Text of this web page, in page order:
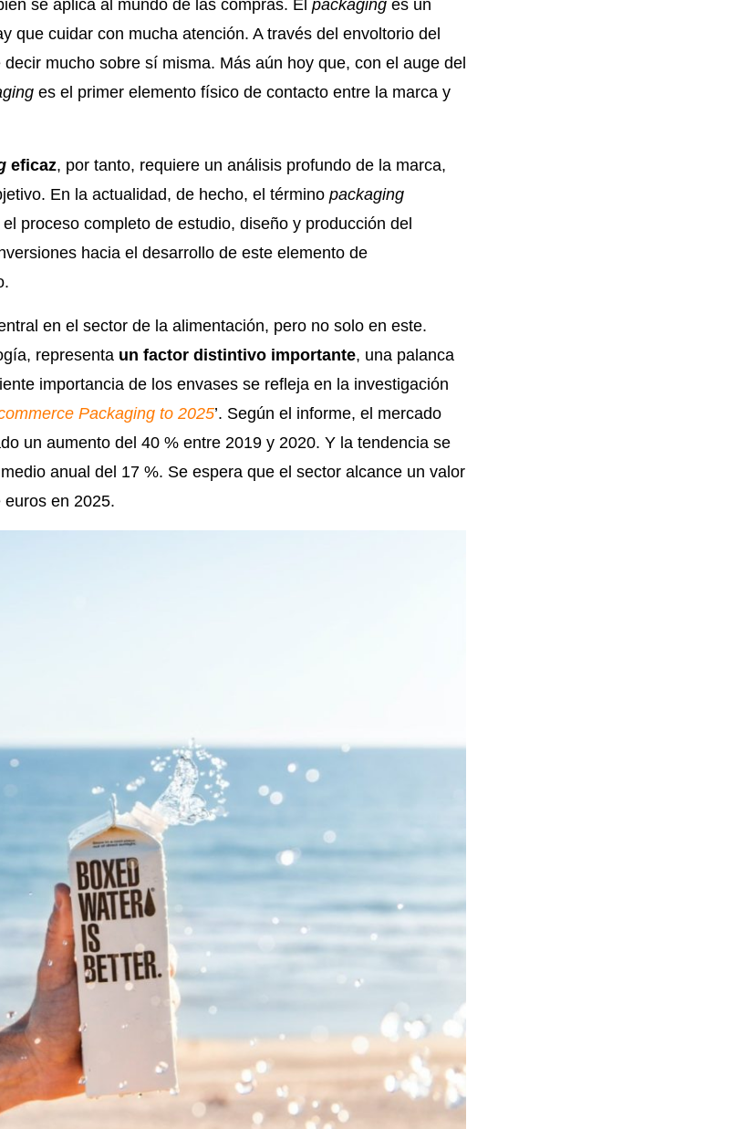
se aplica al mundo de las compras. El packaging es un
que cuidar con mucha atención. A través del envoltorio del
mucho sobre sí misma. Más aún hoy que, con el auge del
es el primer elemento físico de contacto entre la marca y
eficaz, por tanto, requiere un análisis profundo de la marca,
En la actualidad, de hecho, el término packaging
proceso completo de estudio, diseño y producción del
hacia el desarrollo de este elemento de
en el sector de la alimentación, pero no solo en este.
representa un factor distintivo importante, una palanca
importancia de los envases se refleja en la investigación
Packaging to 2025’. Según el informe, el mercado
un aumento del 40 % entre 2019 y 2020. Y la tendencia se
anual del 17 %. Se espera que el sector alcance un valor
en 2025.